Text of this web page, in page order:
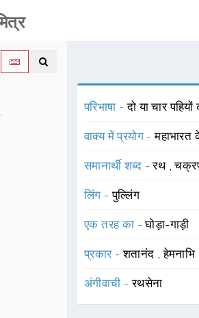
परिभाषा -दो या चार
वाक्य में प्रयोग -
समानार्थी शब्द -रथ ,
लिंग -पुल्लिंग
एक तरह का -घोड़ा-गाड़ी
प्रकार -शतानंद ,हेमनाभि
अंगीवाची -रथसेना